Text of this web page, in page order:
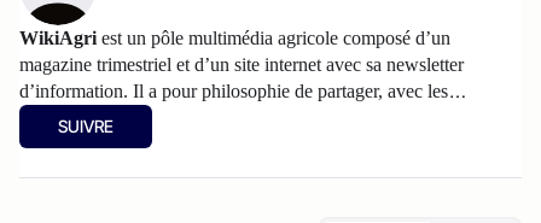
WikiAgri est un pôle multimédia agricole composé d’un
magazine trimestriel et d’un site internet avec sa newsletter
d’information. Il a pour philosophie de partager, avec les
agriculteurs, les informations et les réflexions sur l’agriculture.
Les articles partagés sur Atlantico sont accessibles au grand
SUIVRE